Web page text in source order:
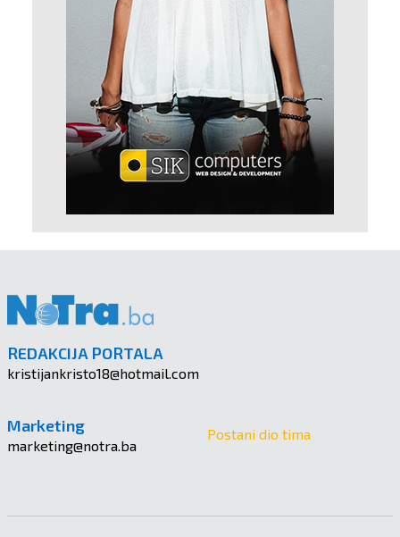
REDAKCIJA PORTALA
kristijankristo18@hotmail.com
Marketing
marketing@notra.ba
Postani dio tima